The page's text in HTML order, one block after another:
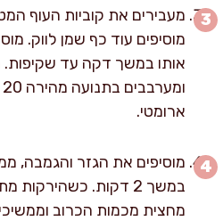
מעבירים את קוביות העוף
מוסיפים עוד כף שמן לווק.
אותו במשך דקה עד שקיפות.
ארומטי.
מוסיפים את הגזר והגמבה,
במשך 2 דקות.
מחצית מכמות הכרוב